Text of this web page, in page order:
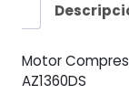
Motor
AZ1360DS